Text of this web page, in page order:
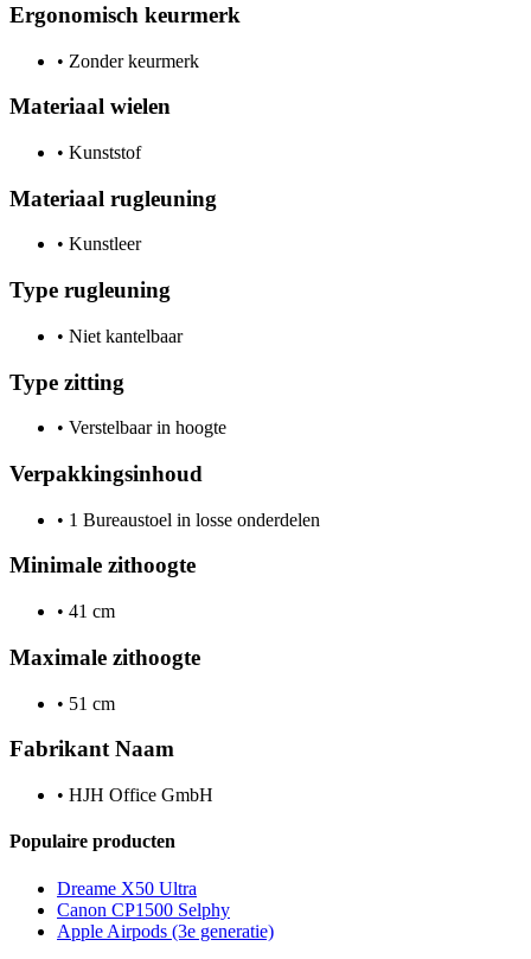
Ergonomisch keurmerk
• Zonder keurmerk
Materiaal wielen
• Kunststof
Materiaal rugleuning
• Kunstleer
Type rugleuning
• Niet kantelbaar
Type zitting
• Verstelbaar in hoogte
Verpakkingsinhoud
• 1 Bureaustoel in losse onderdelen
Minimale zithoogte
• 41 cm
Maximale zithoogte
• 51 cm
Fabrikant Naam
• HJH Office GmbH
Populaire producten
Dreame X50 Ultra
Canon CP1500 Selphy
Apple Airpods (3e generatie)